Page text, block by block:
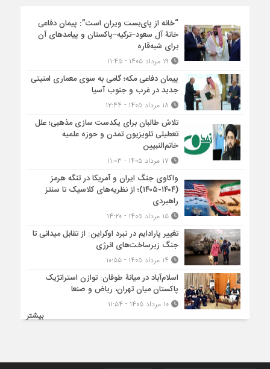
“خانه از پای‌بست ویران است”: پیمان دفاعی
خانۀ آل سعود–ترکیه–پاکستان و پیامدهای آن
برای شبه‌قاره
پیمان دفاعی مکه؛ گامی به سوی معماری امنیتی
جدید در غرب و جنوب آسیا
تلاش طالبان برای یکدست سازی مذهبی؛ علل
تعطیلی تلویزیون تمدن و حوزه علمیه
خاتم‌النبیین
واکاوی جنگ ایران و آمریکا در تنگه هرمز
(۱۴۰۴-۱۴۰۵)؛ از نظریه‌های کلاسیک تا سنتز
راهبردی
۱۵ مرداد ۱۴۰۵ - ۱۴:۲۰
تغییر پارادایم در نبرد اوکراین: از تقابل میدانی تا
جنگ زیرساخت‌های انرژی
اسلام‌آباد در میانۀ طوفان: توازن استراتژیک
پاکستان میان تهران، ریاض و صنعا
۱۰ مرداد ۱۴۰۵ - ۱۱:۵۴
بیشتر